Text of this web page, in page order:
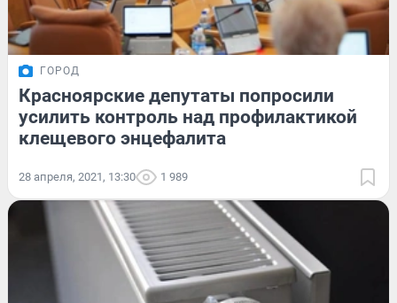
ГОРОД
Красноярские депутаты попросили
усилить контроль над профилактикой
клещевого энцефалита
28 апреля, 2021, 13:30 1 989